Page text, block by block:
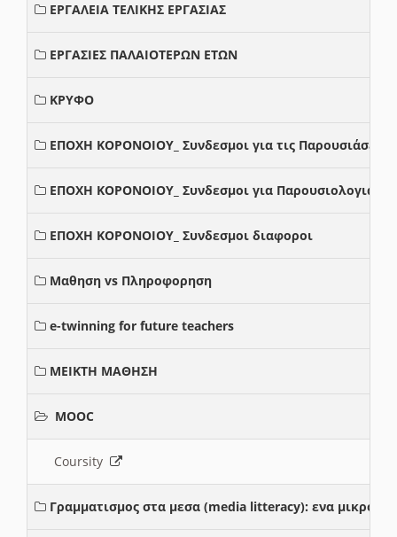
ΕΡΓΑΛΕΙΑ ΤΕΛΙΚΗΣ ΕΡΓΑΣΙΑΣ
ΕΡΓΑΣΙΕΣ ΠΑΛΑΙΟΤΕΡΩΝ ΕΤΩΝ
ΚΡΥΦΟ
ΕΠΟΧΗ ΚΟΡΟΝΟΙΟΥ_ Συνδεσμοι για τις Παρουσιάσεις
ΕΠΟΧΗ ΚΟΡΟΝΟΙΟΥ_ Συνδεσμοι για Παρουσιολογια
ΕΠΟΧΗ ΚΟΡΟΝΟΙΟΥ_ Συνδεσμοι διαφοροι
Μαθηση vs Πληροφορηση
e-twinning for future teachers
ΜΕΙΚΤΗ ΜΑΘΗΣΗ
MOOC
Coursity
Γραμματισμος στα μεσα (media litteracy): ενα μικρο